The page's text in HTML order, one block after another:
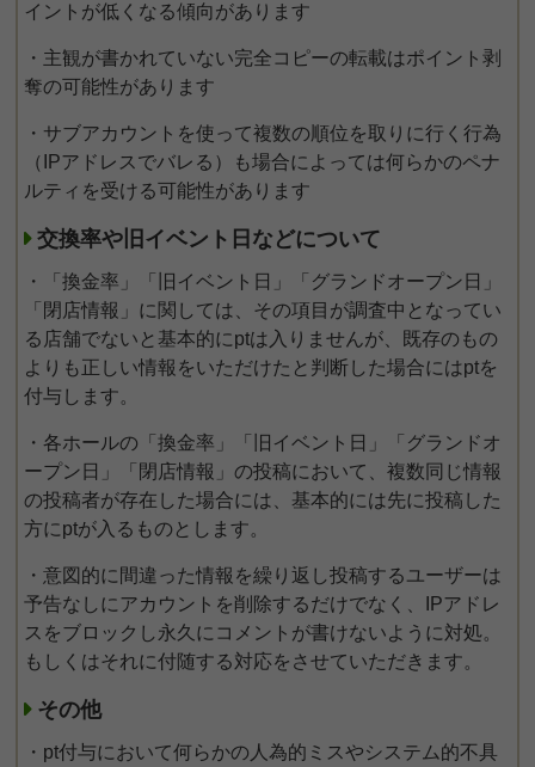
イントが低くなる傾向があります
・主観が書かれていない完全コピーの転載はポイント剥
奪の可能性があります
・サブアカウントを使って複数の順位を取りに行く行為
（IPアドレスでバレる）も場合によっては何らかのペナ
ルティを受ける可能性があります
交換率や旧イベント日などについて
・「換金率」「旧イベント日」「グランドオープン日」
「閉店情報」に関しては、その項目が調査中となってい
る店舗でないと基本的にptは入りませんが、既存のもの
よりも正しい情報をいただけたと判断した場合にはptを
付与します。
・各ホールの「換金率」「旧イベント日」「グランドオ
ープン日」「閉店情報」の投稿において、複数同じ情報
の投稿者が存在した場合には、基本的には先に投稿した
方にptが入るものとします。
・意図的に間違った情報を繰り返し投稿するユーザーは
予告なしにアカウントを削除するだけでなく、IPアドレ
スをブロックし永久にコメントが書けないように対処。
もしくはそれに付随する対応をさせていただきます。
その他
・pt付与において何らかの人為的ミスやシステム的不具